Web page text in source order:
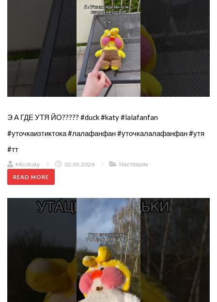
Э А ГДЕ УТЯ ЙО????? #duck #katy #lalafanfan
#уточкаизтиктока #лалафанфан #уточкалалафанфан #утя
#тт
MissKaty / 02.05.2024 / Настюшик
READ MORE